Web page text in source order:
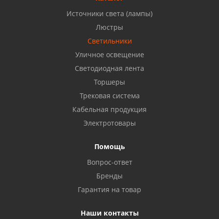
Бузулук, ул. Октябрьская, 24
Балаково, ул. Комарова, 55
Октябрьский, ул. Свердлова, 28
Азнакаево, ул. Булгар, 2. ТЦ "Акчарлак"
Стерлитамак, ул. Вокзальная, 13
Источники света (лампы)
Люстры
Светильники
Уличное освещение
Светодиодная лента
Торшеры
Трековая система
Кабельная продукция
Электротовары
Помощь
Вопрос-ответ
Бренды
Гарантия на товар
Наши контакты